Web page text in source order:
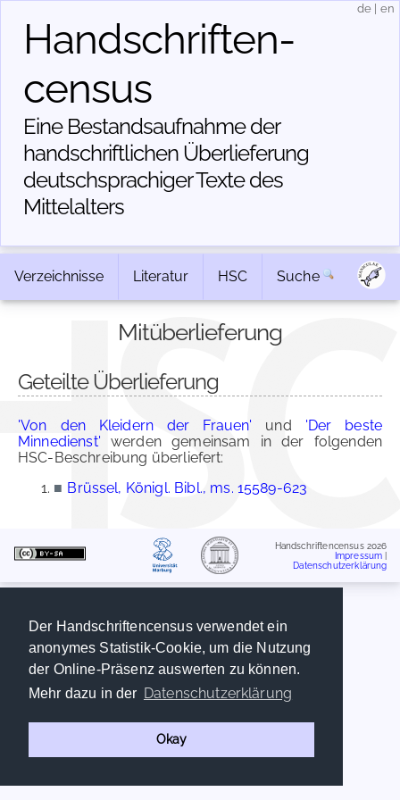
Der Handschriftencensus verwendet ein
anonymes Statistik-Cookie, um die Nutzung
der Online-Präsenz auswerten zu können.
Mehr dazu in der Datenschutzerklärung
Okay
Handschriften­
census
Eine Bestandsaufnahme der
handschriftlichen Über­lieferung
deutschsprachiger Texte des
Mittelalters
de en
Verzeichnisse Literatur HSC Suche
Mitüberlieferung
Geteilte Überlieferung
'Von den Kleidern der Frauen' und 'Der beste
Minnedienst' werden gemeinsam in der folgenden
HSC-Beschreibung überliefert:
■ Brüssel, Königl. Bibl., ms. 15589-623
Handschriftencensus 2026
Impressum
Datenschutzerklärung